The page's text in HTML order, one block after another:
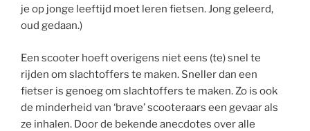
je op jonge leeftijd moet leren fietsen. Jong geleerd,
oud gedaan.)
Een scooter hoeft overigens niet eens (te) snel te
rijden om slachtoffers te maken. Sneller dan een
fietser is genoeg om slachtoffers te maken. Zo is ook
de minderheid van ‘brave’ scooteraars een gevaar als
ze inhalen. Door de bekende anecdotes over alle